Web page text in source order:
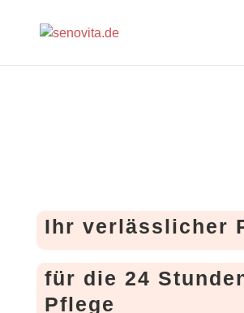
Ihr verlässlicher
für die 24
Pflege